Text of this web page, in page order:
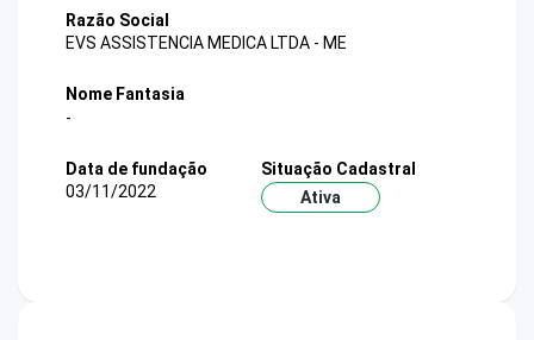
Razão Social
EVS ASSISTENCIA MEDICA LTDA - ME
Nome Fantasia
-
Data de fundação
03/11/2022
Situação Cadastral
Ativa